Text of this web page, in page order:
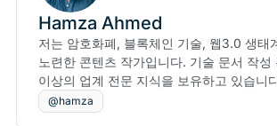
Hamza Ahmed
저는 암호화폐, 블록체인 기술, 웹3.0 생태
노련한 콘텐츠 작가입니다. 기술 문서 작성
이상의 업계 전문 지식을 보유하고 있습니
@hamza